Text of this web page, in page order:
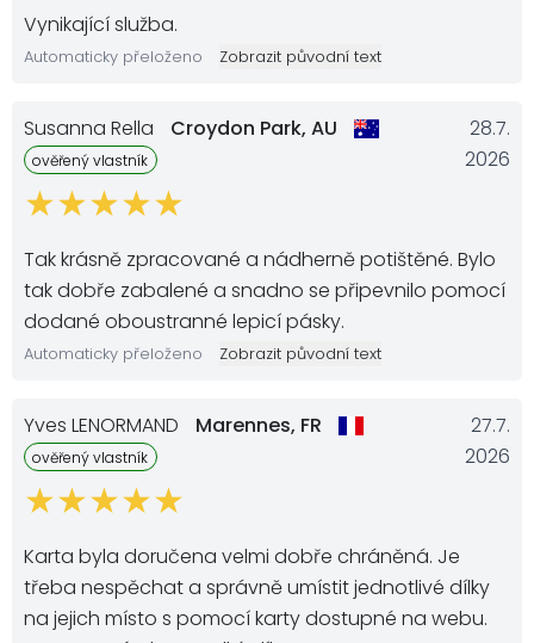
Vynikající služba.
Automaticky přeloženo Zobrazit původní text
Susanna Rella Croydon Park, AU
ověřený vlastník
28.7.
2026
Tak krásně zpracované a nádherně potištěné. Bylo
tak dobře zabalené a snadno se připevnilo pomocí
dodané oboustranné lepicí pásky.
Automaticky přeloženo Zobrazit původní text
Yves LENORMAND Marennes, FR
ověřený vlastník
27.7.
2026
Karta byla doručena velmi dobře chráněná. Je
třeba nespěchat a správně umístit jednotlivé dílky
na jejich místo s pomocí karty dostupné na webu.